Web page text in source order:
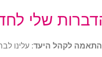
התאמה לקהל היעד: עלינו